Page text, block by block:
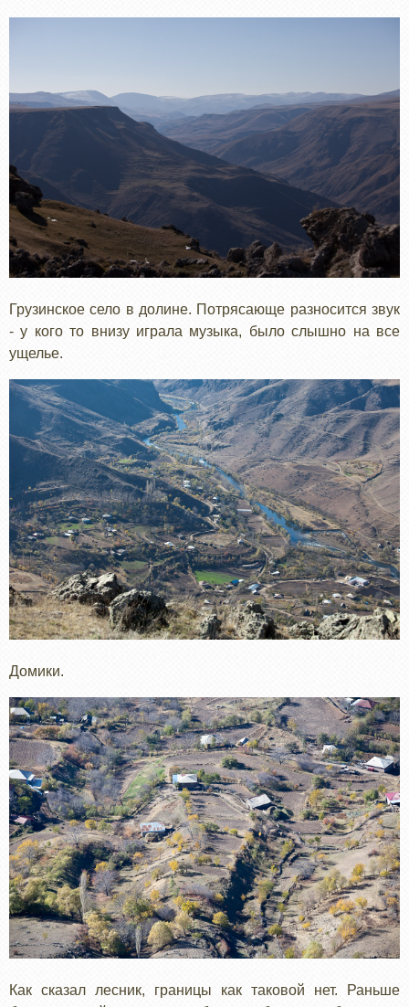
Грузинское село в долине. Потрясающе разносится звук
- у кого то внизу играла музыка, было слышно на все
ущелье.
Домики.
Как сказал лесник, границы как таковой нет. Раньше